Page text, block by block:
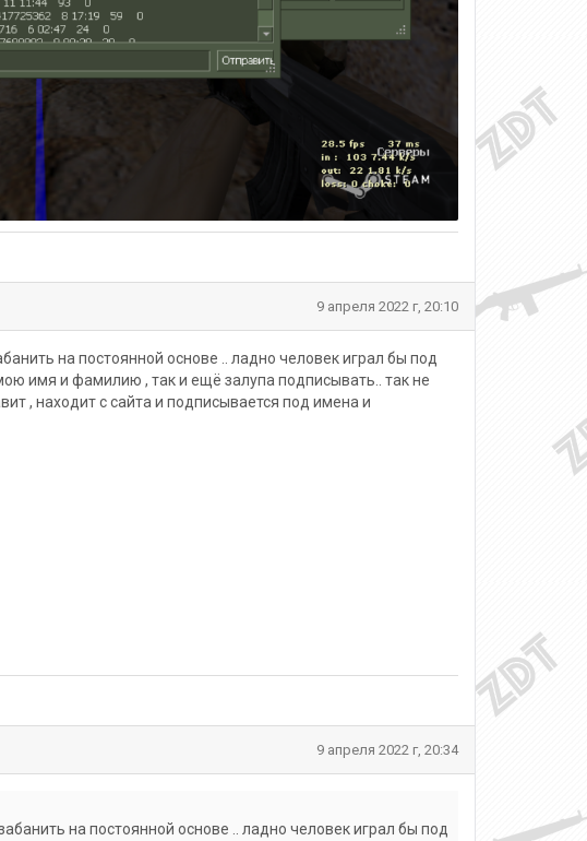
9 апреля 2022 г, 20:10
на постоянной основе .. ладно человек играл бы под
имя и фамилию , так и ещё залупа подписывать.. так не
, находит с сайта и подписывается под имена и
9 апреля 2022 г, 20:34
на постоянной основе .. ладно человек играл бы под